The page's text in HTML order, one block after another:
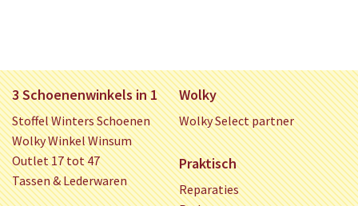
3 Schoenenwinkels in 1
Stoffel Winters Schoenen
Wolky Winkel Winsum
Outlet 17 tot 47
Tassen & Lederwaren
Wolky
Wolky Select partner
Praktisch
Reparaties